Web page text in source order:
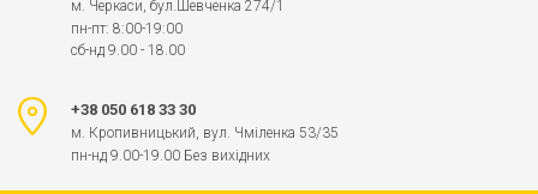
м. Черкаси, бул.Шевченка 274/1
пн-пт: 8:00-19:00
сб-нд 9.00 - 18.00
+38 050 618 33 30
м. Кропивницький, вул. Чміленка 53/35
пн-нд 9.00-19.00 Без вихідних